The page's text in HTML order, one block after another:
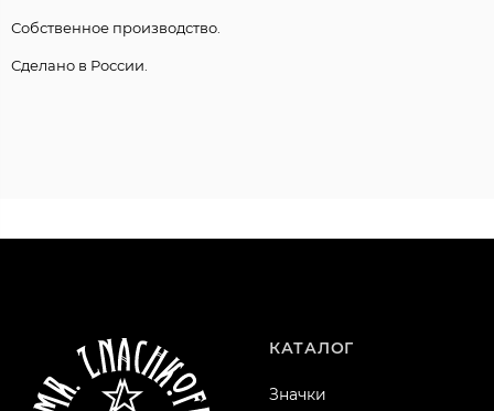
Собственное производство.
Сделано в России.
КАТАЛОГ
Значки